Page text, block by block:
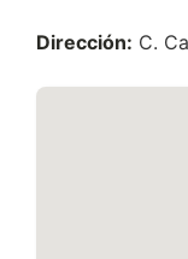
Dirección: C.